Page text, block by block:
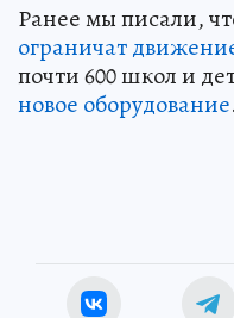
Ранее мы писали,
ограничат
почти 600 школ и
новое оборудование.